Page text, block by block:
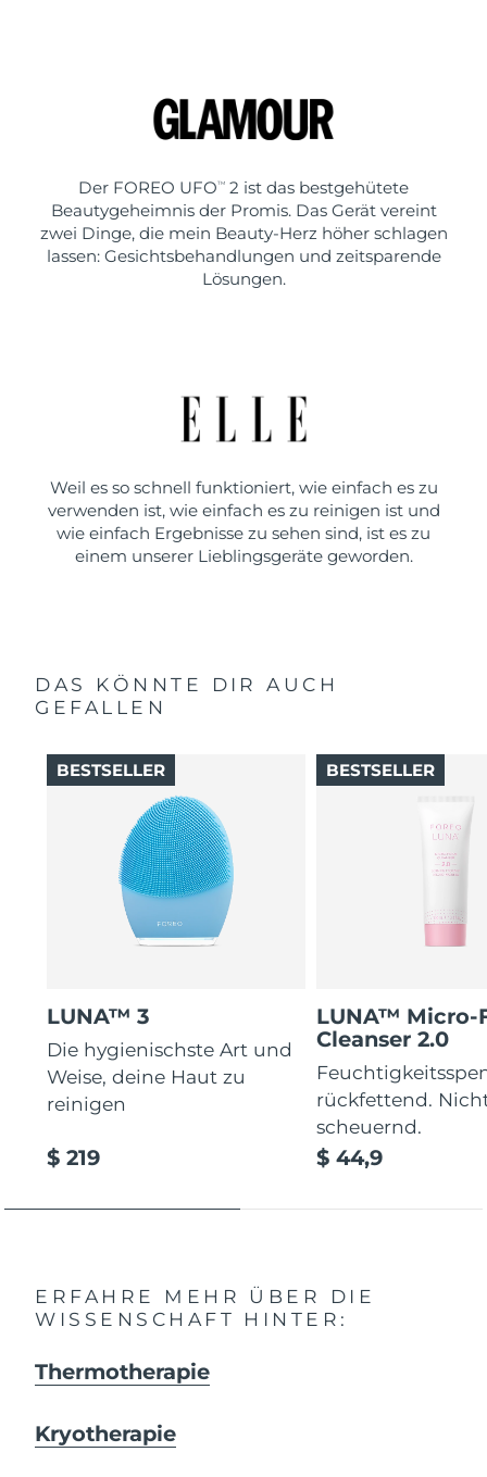
Der FOREO UFO TM
2 ist das bestgehütete
Beautygeheimnis der Promis. Das Gerät vereint
zwei Dinge, die mein Beauty-Herz höher schlagen
lassen: Gesichtsbehandlungen und zeitsparende
Lösungen.
Weil es so schnell funktioniert, wie einfach es zu
verwenden ist, wie einfach es zu reinigen ist und
wie einfach Ergebnisse zu sehen sind, ist es zu
einem unserer Lieblingsgeräte geworden.
DAS KÖNNTE DIR AUCH
GEFALLEN
LUNA™ 3
Die hygienischste Art und
Weise, deine Haut zu
reinigen
$ 219
BESTSELLER
LUNA™ Micro-
Cleanser 2.0
rückfettend.
scheuernd.
$ 44,9
BESTSELLER
ERFAHRE MEHR ÜBER DIE
WISSENSCHAFT HINTER:
Thermotherapie
Kryotherapie